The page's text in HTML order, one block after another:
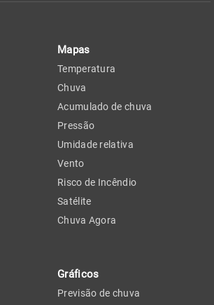
Mapas
Temperatura
Chuva
Acumulado de chuva
Pressão
Umidade relativa
Vento
Risco de Incêndio
Satélite
Chuva Agora
Gráficos
Previsão de chuva